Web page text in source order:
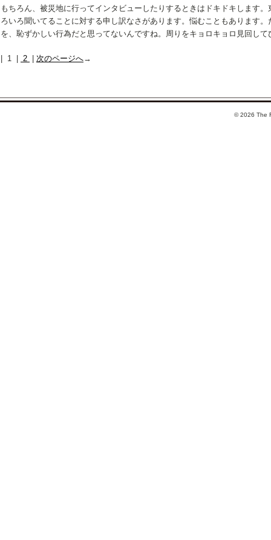
もちろん、被災地に行ってインタビューしたりするときはドキドキします
ろいろ聞いてることに対する申し訳なさがあります。悩むこともあります
を、恥ずかしい行為だと思ってないんですね。周りをキョロキョロ見回し
| 1 | 2 次のページへ→
©2026 The